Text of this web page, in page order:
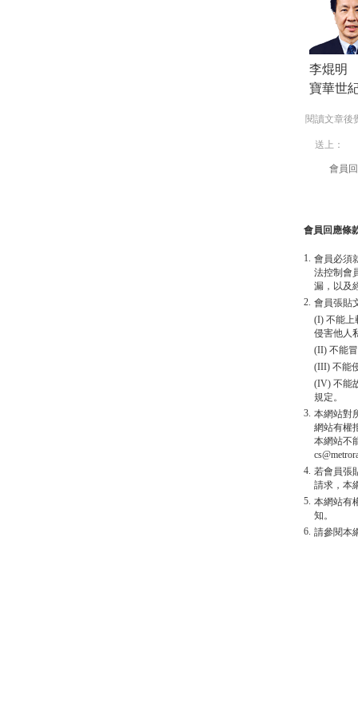
李焜明
寶華世
閱讀文章後
送上：
會員
會員回應條
1. 會員必須
法控制會
漏，以及
2. 會員張貼
(I) 不能上
侵害他人
(II) 不能
(III) 不能
(IV) 不能
規定。
3. 本網站對
網站有權
本網站不
4. 若會員張
請求，本
5. 本網站有
知。
6. 請參閱本